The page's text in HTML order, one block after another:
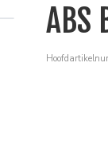
ABS